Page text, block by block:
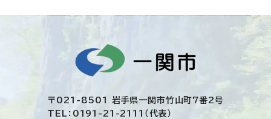
〒021-8501 岩手県一関市竹山町7番2号
TEL：0191-21-2111（代表）